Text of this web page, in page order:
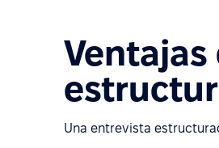
Una entrevista